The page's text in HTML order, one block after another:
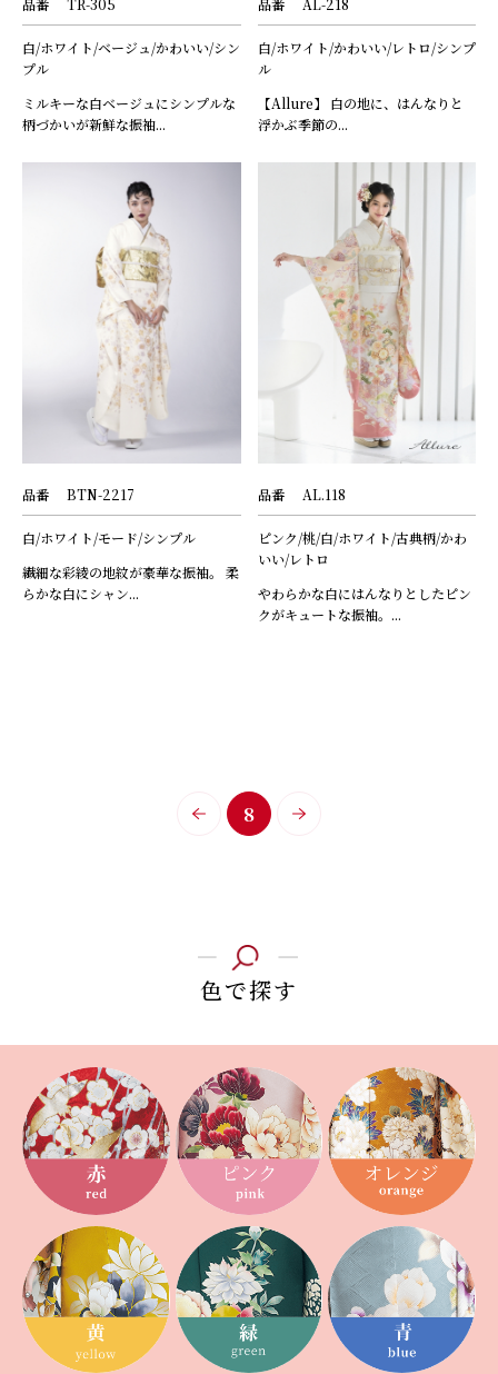
品番 TR-305
白/ホワイト/ベージュ/かわいい/シン
プル
ミルキーな白ベージュにシンプルな
柄づかいが新鮮な振袖...
品番 AL-218
白/ホワイト/かわいい/レトロ/シンプ
ル
【Allure】 白の地に、はんなりと
浮かぶ季節の...
品番 BTN-2217
白/ホワイト/モード/シンプル
繊細な彩綾の地紋が豪華な振袖。 柔
らかな白にシャン...
品番 AL.118
ピンク/桃/白/ホワイト/古典柄/かわ
いい/レトロ
やわらかな白にはんなりとしたピン
クがキュートな振袖。...
8
色で探す